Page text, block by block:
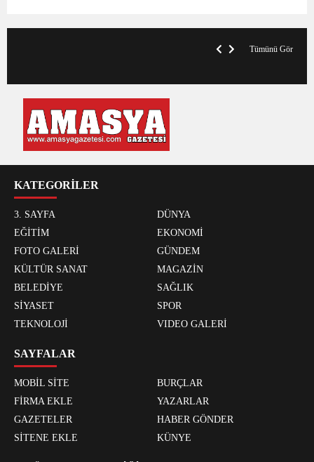
Tümünü Gör
KATEGORİLER
3. SAYFA
DÜNYA
EĞİTİM
EKONOMİ
FOTO GALERİ
GÜNDEM
KÜLTÜR SANAT
MAGAZİN
BELEDİYE
SAĞLIK
SİYASET
SPOR
TEKNOLOJİ
VIDEO GALERİ
SAYFALAR
MOBİL SİTE
BURÇLAR
FİRMA EKLE
YAZARLAR
GAZETELER
HABER GÖNDER
SİTENE EKLE
KÜNYE